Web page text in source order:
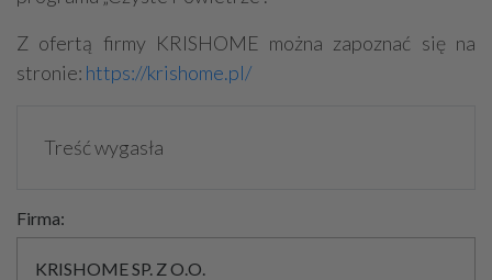
Z ofertą firmy KRISHOME można zapoznać się na
stronie: https://krishome.pl/
Treść wygasła
Firma:
KRISHOME SP. Z O.O.